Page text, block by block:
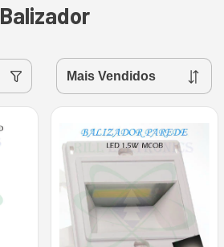
Balizador